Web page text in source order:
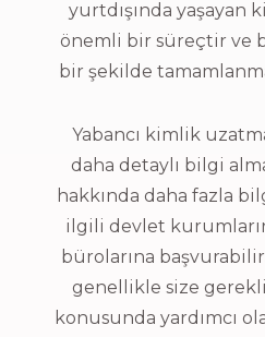
yurtdışında yaşayan
önemli bir süreçtir ve
bir şekilde
Yabancı kimlik
daha detaylı bilgi
hakkında daha fazla
ilgili devlet
bürolarına
genellikle size
konusunda yardımcı